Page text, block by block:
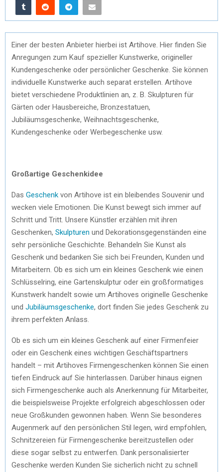
Einer der besten Anbieter hierbei ist Artihove. Hier finden Sie
Anregungen zum Kauf spezieller Kunstwerke, origineller
Kundengeschenke oder persönlicher Geschenke. Sie können
individuelle Kunstwerke auch separat erstellen. Artihove
bietet verschiedene Produktlinien an, z. B. Skulpturen für
Gärten oder Hausbereiche, Bronzestatuen,
Jubiläumsgeschenke, Weihnachtsgeschenke,
Kundengeschenke oder Werbegeschenke usw.
Großartige Geschenkidee
Das Geschenk von Artihove ist ein bleibendes Souvenir und
wecken viele Emotionen. Die Kunst bewegt sich immer auf
Schritt und Tritt. Unsere Künstler erzählen mit ihren
Geschenken, Skulpturen und Dekorationsgegenständen eine
sehr persönliche Geschichte. Behandeln Sie Kunst als
Geschenk und bedanken Sie sich bei Freunden, Kunden und
Mitarbeitern. Ob es sich um ein kleines Geschenk wie einen
Schlüsselring, eine Gartenskulptur oder ein großformatiges
Kunstwerk handelt sowie um Artihoves originelle Geschenke
und Jubiläumsgeschenke, dort finden Sie jedes Geschenk zu
ihrem perfekten Anlass.
Ob es sich um ein kleines Geschenk auf einer Firmenfeier
oder ein Geschenk eines wichtigen Geschäftspartners
handelt – mit Artihoves Firmengeschenken können Sie einen
tiefen Eindruck auf Sie hinterlassen. Darüber hinaus eignen
sich Firmengeschenke auch als Anerkennung für Mitarbeiter,
die beispielsweise Projekte erfolgreich abgeschlossen oder
neue Großkunden gewonnen haben. Wenn Sie besonderes
Augenmerk auf den persönlichen Stil legen, wird empfohlen,
Schnitzereien für Firmengeschenke bereitzustellen oder
diese sogar selbst zu entwerfen. Dank personalisierter
Geschenke werden Kunden Sie sicherlich nicht zu schnell